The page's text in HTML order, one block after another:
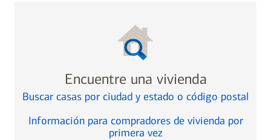
Encuentre una vivienda
Buscar casas por ciudad y estado o código postal
Información para compradores de vivienda por
primera vez